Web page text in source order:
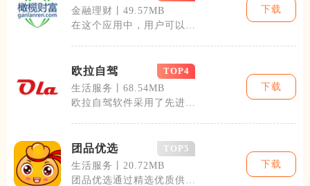
金融理财丨49.57MB
在这个应用中，用户可以轻
下载
欧拉自驾
TOP4
生活服务丨68.54MB
欧拉自驾软件采用了先进的
下载
团品优选
TOP5
生活服务丨20.72MB
团品优选通过精选优质供应
下载